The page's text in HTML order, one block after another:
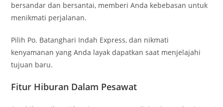
bersandar dan bersantai, memberi Anda kebebasan untuk
menikmati perjalanan.
Pilih Po. Batanghari Indah Express, dan nikmati
kenyamanan yang Anda layak dapatkan saat menjelajahi
tujuan baru.
Fitur Hiburan Dalam Pesawat